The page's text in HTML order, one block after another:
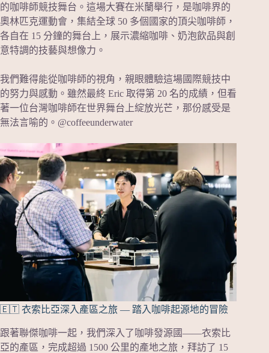
的咖啡師競技舞台。這場大賽在米蘭舉行，是咖啡界的
奧林匹克運動會，集結全球 50 多個國家的頂尖咖啡師，
各自在 15 分鐘的舞台上，展示濃縮咖啡、奶泡飲品與創
意特調的技藝與想像力。
我們難得能從咖啡師的視角，親眼體驗這場國際競技中
的努力與感動。雖然最終 Eric 取得第 20 名的成績，但看
著一位台灣咖啡師在世界舞台上綻放光芒，那份感受是
無法言喻的。@coffeeunderwater
🇪🇹 衣索比亞深入產區之旅 — 踏入咖啡起源地的冒險
跟著聯傑咖啡一起，我們深入了咖啡發源國——衣索比
亞的產區，完成超過 1500 公里的產地之旅，拜訪了 15